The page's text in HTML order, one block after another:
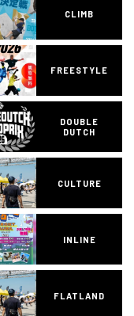
CLIMB
FREESTYLE
DOUBLE
DUTCH
CULTURE
INLINE
FLATLAND